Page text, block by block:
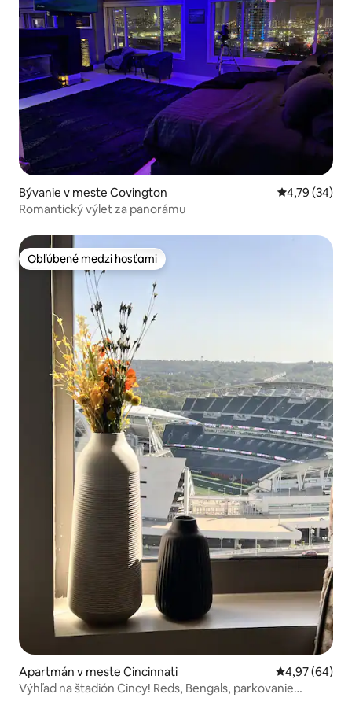
Bývanie v meste Covington Priemerné
4,79 (34)
Romantický výlet za panorámu
Obľúbené medzi hosťami
Obľúbené medzi hosťami
Apartmán v meste Cincinnati Priemerné
4,97 (64)
Výhľad na štadión Cincy! Reds, Bengals, parkovanie